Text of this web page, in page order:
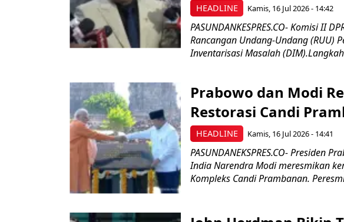
HEADLINE Kamis, 16 Jul 2026 - 14:42
PASUNDANKESPRES.CO- Komisi II
Rancangan Undang-Undang (RUU)
Inventarisasi Masalah
HEADLINE
Prabowo dan Modi
Restorasi Candi
Kamis, 16 Jul 2026 - 14:41
PASUNDANEKSPRES.CO- Presiden
India Narendra Modi meresmikan
Kompleks Candi Prambanan.